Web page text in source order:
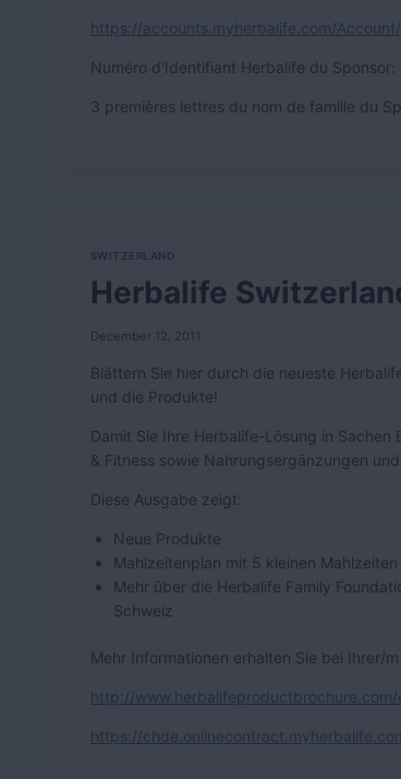
https://accounts.myherbalife.com/Account/
Numéro d'Identifiant Herbalife du Sponsor:
3 premières lettres du nom de famille du
SWITZERLAND
Herbalife
December 12, 2011
Blättern Sie hier durch die neueste
und die Produkte!
Damit Sie Ihre Herbalife-Lösung in
& Fitness sowie Nahrungsergänzungen
Diese Ausgabe zeigt:
Neue Produkte
Mahlzeitenplan mit 5 kleinen Mahlzeiten
Mehr über die Herbalife Family
Schweiz
Mehr Informationen erhalten Sie bei Ihrer/
http://
https://